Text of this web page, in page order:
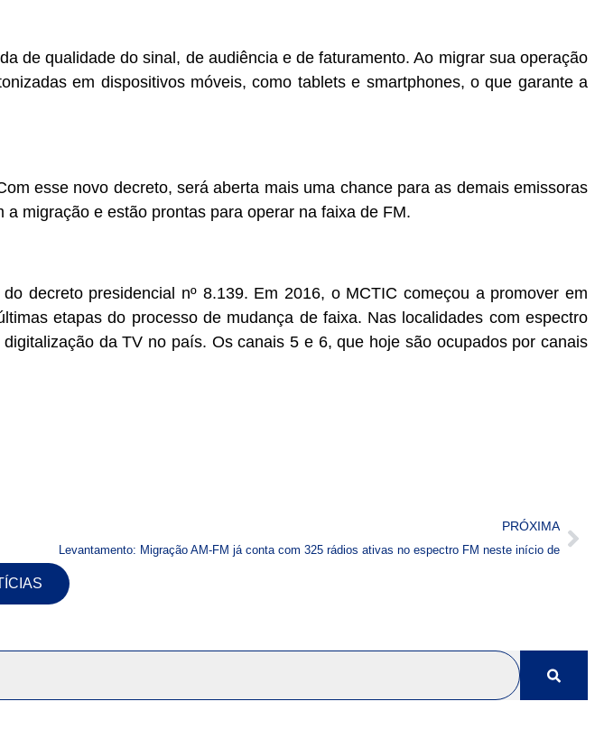
de qualidade do sinal, de audiência e de faturamento. Ao migrar sua operação
em dispositivos móveis, como tablets e smartphones, o que garante a
esse novo decreto, será aberta mais uma chance para as demais emissoras
migração e estão prontas para operar na faixa de FM.
decreto presidencial nº 8.139. Em 2016, o MCTIC começou a promover em
etapas do processo de mudança de faixa. Nas localidades com espectro
da TV no país. Os canais 5 e 6, que hoje são ocupados por canais
PRÓXIMA
Levantamento: Migração AM-FM já conta com 325 rádios ativas no espectro FM neste início de